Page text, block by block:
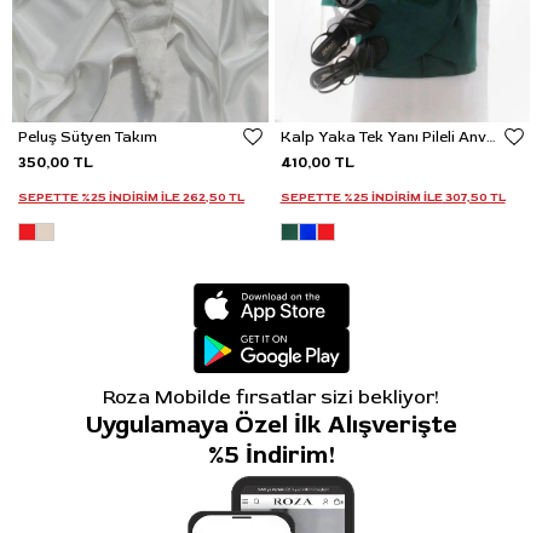
Peluş Sütyen Takım
350,00 TL
SEPETTE %25 INDIRIM ILE262,50 TL
Kalp Yaka Tek Yanı Pileli Anvelop Elbise
410,00 TL
SEPETTE %25 INDIRIM ILE307,50 TL
Roza Mobilde fırsatlar sizi bekliyor!
Uygulamaya Özel İlk Alışverişte
%5 İndirim!